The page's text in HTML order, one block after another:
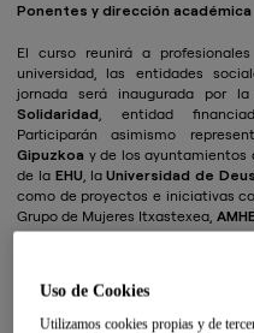
Ponentes y dirección académica
El curso reunirá a
universidad, las entidades
jornada será inaugurada por
Solidaridad, entidad
Participarán asimismo
Gipuzkoa y de los ayuntamientos
de la EHU, laUniversidad de
como de proyectos e iniciativas
Grupo de Mujeres Itxastexea,
yAsociación Zambra.
Transformación Comunitaria, y
Desarrollo del Modelo de
Uso de Cookies
Utilizamos cookies propias y de